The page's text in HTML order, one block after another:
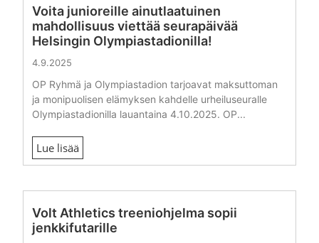
Voita junioreille ainutlaatuinen
mahdollisuus viettää seurapäivää
Helsingin Olympiastadionilla!
4.9.2025
OP Ryhmä ja Olympiastadion tarjoavat maksuttoman
ja monipuolisen elämyksen kahdelle urheiluseuralle
Olympiastadionilla lauantaina 4.10.2025. OP...
Lue lisää
Volt Athletics treeniohjelma sopii
jenkkifutarille